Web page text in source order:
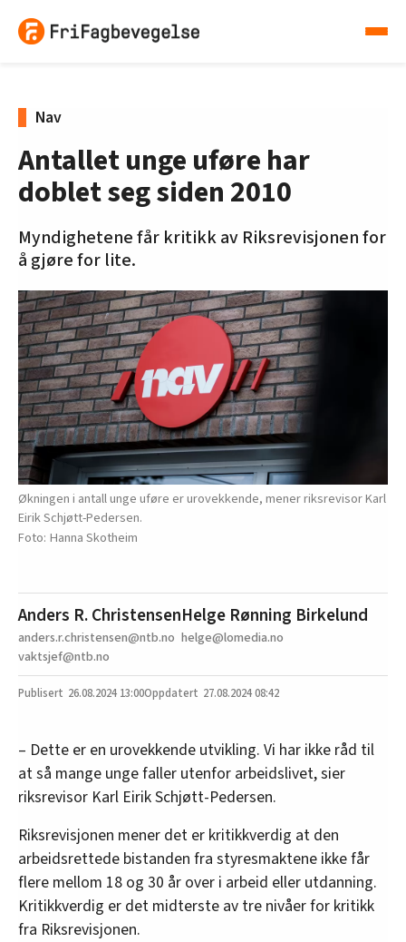
Nav
Antallet unge uføre har
doblet seg siden 2010
Myndighetene får kritikk av Riksrevisjonen for
å gjøre for lite.
Økningen i antall unge uføre er urovekkende, mener riksrevisor Karl
Eirik Schjøtt-Pedersen.
Hanna Skotheim
Anders R. Christensen
anders.r.christensen@ntb.no
Helge Rønning Birkelund
helge@lomedia.no
vaktsjef@ntb.no
26.08.2024 13:00 27.08.2024 08:42
– Dette er en urovekkende utvikling. Vi har ikke råd til
at så mange unge faller utenfor arbeidslivet, sier
riksrevisor Karl Eirik Schjøtt-Pedersen.
Riksrevisjonen mener det er kritikkverdig at den
arbeidsrettede bistanden fra styresmaktene ikke får
flere mellom 18 og 30 år over i arbeid eller utdanning.
Kritikkverdig er det midterste av tre nivåer for kritikk
fra Riksrevisjonen.